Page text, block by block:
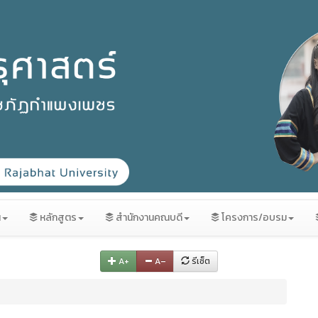
หลักสูตร สำนักงานคณบดี โครงการ/อบรม
A+ A– รีเซ็ต